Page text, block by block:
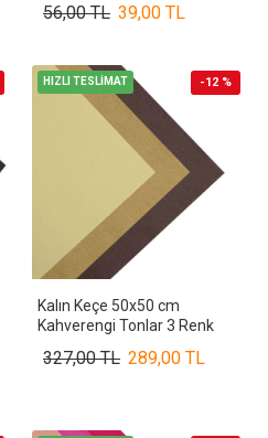
39,00 TL
56,00 TL
HIZLI TESLİMAT -12 %
Kalın Keçe 50x50 cm
Kahverengi Tonlar 3 Renk
289,00 TL
327,00 TL